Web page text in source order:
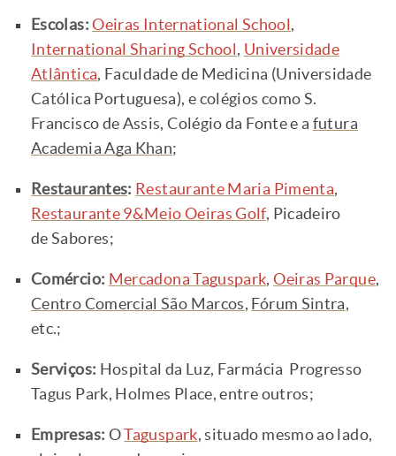
Escolas: Oeiras International School ,
International Sharing School , Universidade
Atlântica, Faculdade de Medicina (Universidade
Católica Portuguesa), e colégios como S.
Francisco de Assis, Colégio da Fonte e a futura
Academia Aga Khan;
Restaurantes: Restaurante Maria Pimenta,
Restaurante 9&Meio Oeiras Golf, Picadeiro
de Sabores;
Comércio: Mercadona Taguspark,Oeiras Parque,
Centro Comercial São Marcos, Fórum Sintra,
etc.;
Serviços: Hospital da Luz, Farmácia Progresso
Tagus Park, Holmes Place, entre outros;
Empresas: OTaguspark, situado mesmo ao lado,